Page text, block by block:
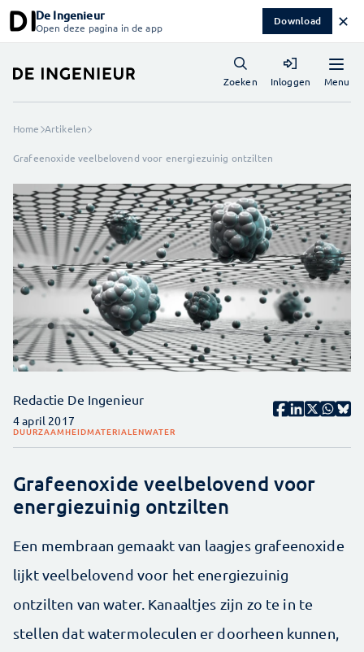
De Ingenieur
Open deze pagina in de app Download ✕
Menu
Zoeken Inloggen
Home Artikelen
Grafeenoxide veelbelovend voor energiezuinig ontzilten
Redactie De Ingenieur
4 april 2017
DUURZAAMHEIDMATERIALENWATER
Grafeenoxide veelbelovend voor
energiezuinig ontzilten
Een membraan gemaakt van laagjes grafeenoxide
lijkt veelbelovend voor het energiezuinig
ontzilten van water. Kanaaltjes zijn zo te in te
stellen dat watermoleculen er doorheen kunnen,